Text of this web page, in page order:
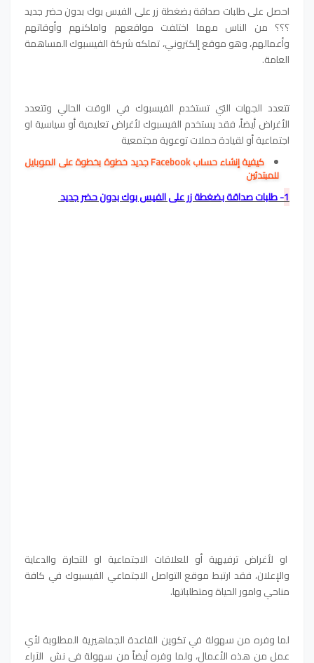
احصل على طلبات صداقة بضغطة زر على الفيس بوك بدون حضر جديد
؟؟؟ من الناس مهما اختلفت مواقعهم واماكنهم وأوقاتهم
وأعمالهم، وهو موقع إلكتروني، تملكه شركة الفيسبوك المساهمة
العامة.
تتعدد الجهات التي تستخدم الفيسبوك في الوقت الحالي وتتعدد
الأغراض أيضاً، فقد يستخدم الفيسبوك لأغراض تعليمية أو سياسية او
اجتماعية أو لقيادة حملات توعوية مجتمعية
كيفية إنشاء حساب Facebook جديد خطوة بخطوة على الموبايل
للمبتدئين
1- طلبات صداقة بضغطة زر على الفيس بوك بدون حضر جديد
او لأغراض ترفيهية أو للعلاقات الاجتماعية او للتجارة والدعاية
والإعلان، فقد ارتبط موقع التواصل الاجتماعي الفيسبوك في كافة
مناحي وامور الحياة ومتطلباتها.
لما وفره من سهولة في تكوين القاعدة الجماهيرية المطلوبة لأي
عمل من هذه الأعمال، ولما وفره أيضاً من سهولة في نش الآراء